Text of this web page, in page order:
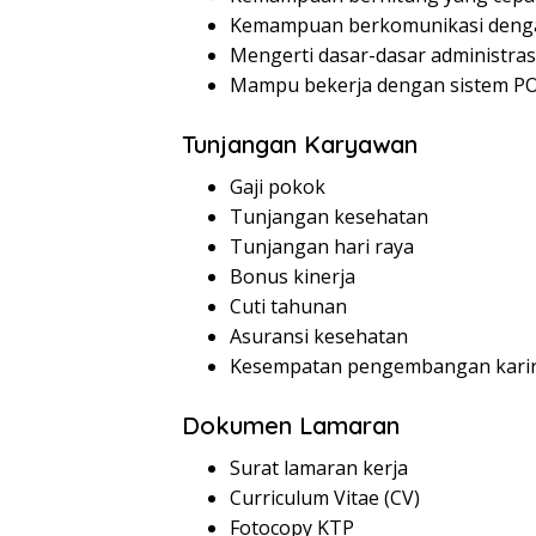
Kemampuan berkomunikasi
Mengerti dasar-dasar
Mampu bekerja dengan sistem
Tunjangan Karyawan
Gaji pokok
Tunjangan kesehatan
Tunjangan hari raya
Bonus kinerja
Cuti tahunan
Asuransi kesehatan
Kesempatan pengembangan
Dokumen Lamaran
Surat lamaran kerja
Curriculum Vitae (CV)
Fotocopy KTP